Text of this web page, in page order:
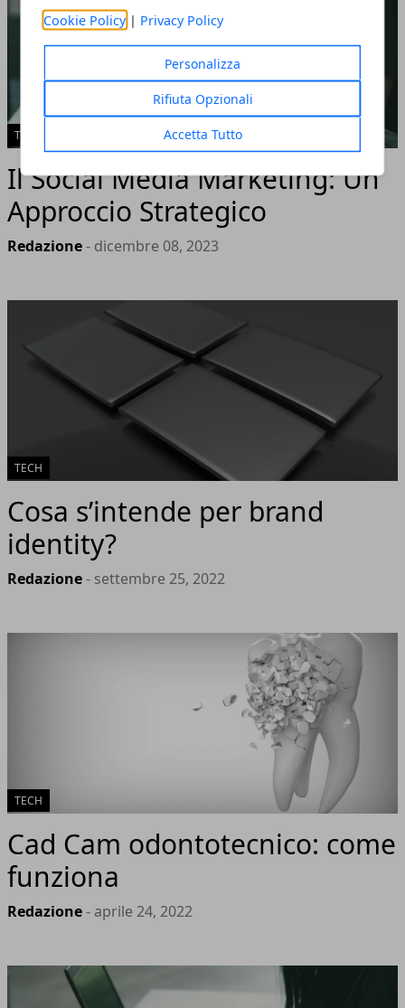
Cookie Policy | Privacy Policy
Personalizza
Rifiuta Opzionali
Accetta Tutto
TECH
Il Social Media Marketing: Un
Approccio Strategico
Redazione- dicembre 08, 2023
TECH
Cosa s’intende per brand
identity?
Redazione- settembre 25, 2022
TECH
Cad Cam odontotecnico: come
funziona
Redazione- aprile 24, 2022